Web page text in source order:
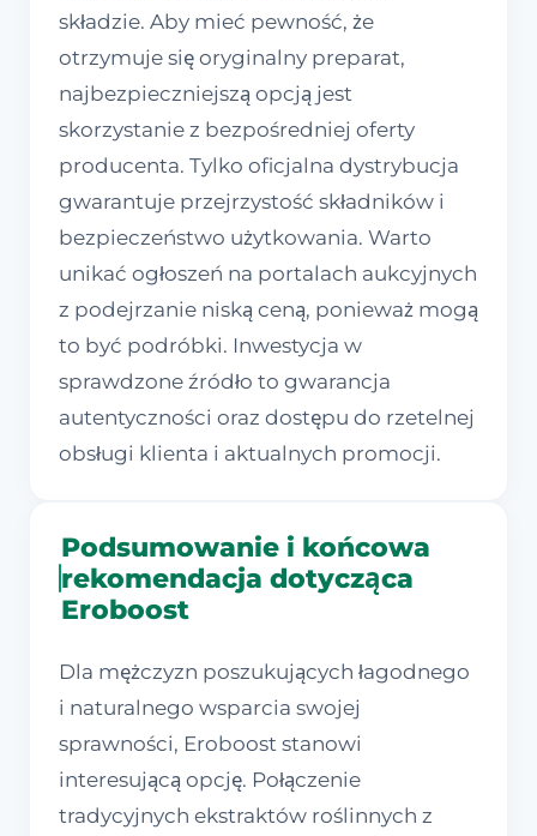
składzie. Aby mieć pewność, że
otrzymuje się oryginalny preparat,
najbezpieczniejszą opcją jest
skorzystanie z bezpośredniej oferty
producenta. Tylko oficjalna dystrybucja
gwarantuje przejrzystość składników i
bezpieczeństwo użytkowania. Warto
unikać ogłoszeń na portalach aukcyjnych
z podejrzanie niską ceną, ponieważ mogą
to być podróbki. Inwestycja w
sprawdzone źródło to gwarancja
autentyczności oraz dostępu do rzetelnej
obsługi klienta i aktualnych promocji.
Podsumowanie i końcowa
rekomendacja dotycząca
Eroboost
Dla mężczyzn poszukujących łagodnego
i naturalnego wsparcia swojej
sprawności, Eroboost stanowi
interesującą opcję. Połączenie
tradycyjnych ekstraktów roślinnych z